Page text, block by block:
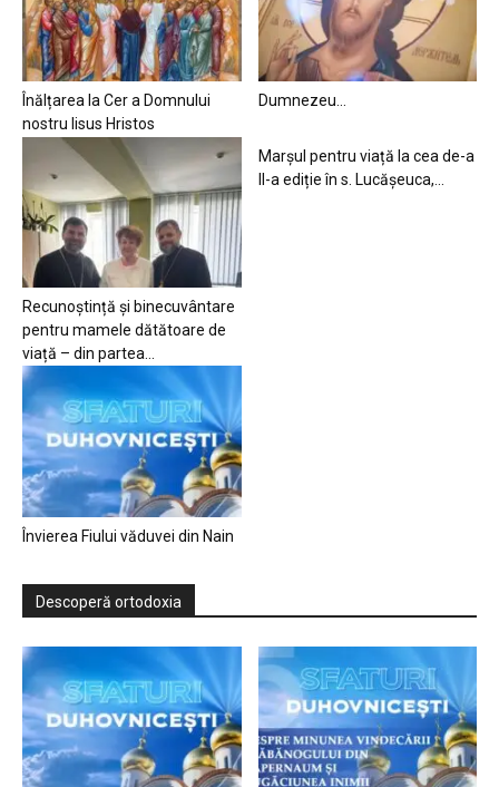
Înălțarea la Cer a Domnului
nostru Iisus Hristos
Dumnezeu…
Recunoștință și binecuvântare
pentru mamele dătătoare de
viață – din partea...
Marșul pentru viață la cea de-a
II-a ediție în s. Lucășeuca,...
Învierea Fiului văduvei din Nain
Descoperă ortodoxia